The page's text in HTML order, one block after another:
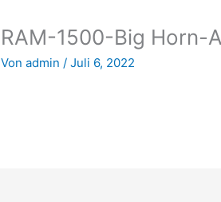
RAM-1500-Big Horn-
Vonadmin /Juli 6, 2022